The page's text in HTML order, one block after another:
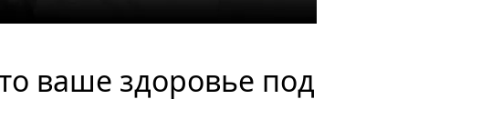
ваше здоровье под